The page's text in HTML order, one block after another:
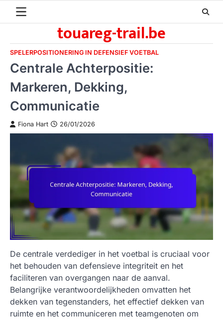
touareg-trail.be
SPELERPOSITIONERING IN DEFENSIEF VOETBAL
Centrale Achterpositie:
Markeren, Dekking,
Communicatie
Fiona Hart 26/01/2026
De centrale verdediger in het voetbal is cruciaal voor
het behouden van defensieve integriteit en het
faciliteren van overgangen naar de aanval.
Belangrijke verantwoordelijkheden omvatten het
dekken van tegenstanders, het effectief dekken van
ruimte en het communiceren met teamgenoten om